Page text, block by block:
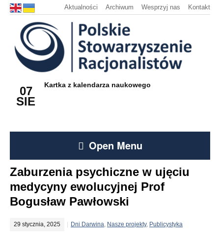
Aktualności Archiwum Wesprzyj nas Kontakt
07
SIE
Kartka z kalendarza naukowego
Open Menu
Zaburzenia psychiczne w ujęciu
medycyny ewolucyjnej Prof
Bogusław Pawłowski
29 stycznia, 2025 Dni Darwina, Nasze projekty, Publicystyka